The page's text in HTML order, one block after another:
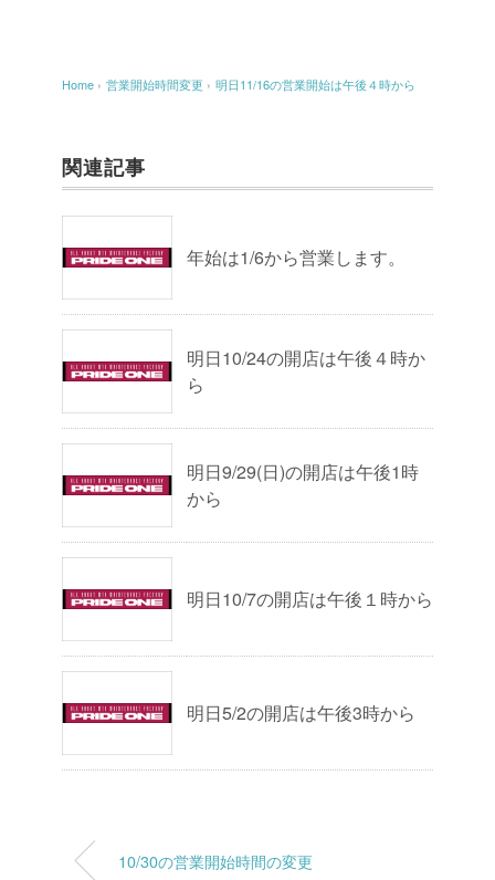
Home › 営業開始時間変更 › 明日11/16の営業開始は午後４時から
関連記事
年始は1/6から営業します。
明日10/24の開店は午後４時か
ら
明日9/29(日)の開店は午後1時
から
明日10/7の開店は午後１時から
明日5/2の開店は午後3時から
10/30の営業開始時間の変更